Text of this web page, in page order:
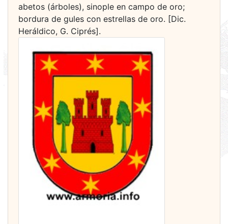
abetos (árboles), sinople en campo de oro;
bordura de gules con estrellas de oro. [Dic.
Heráldico, G. Ciprés].